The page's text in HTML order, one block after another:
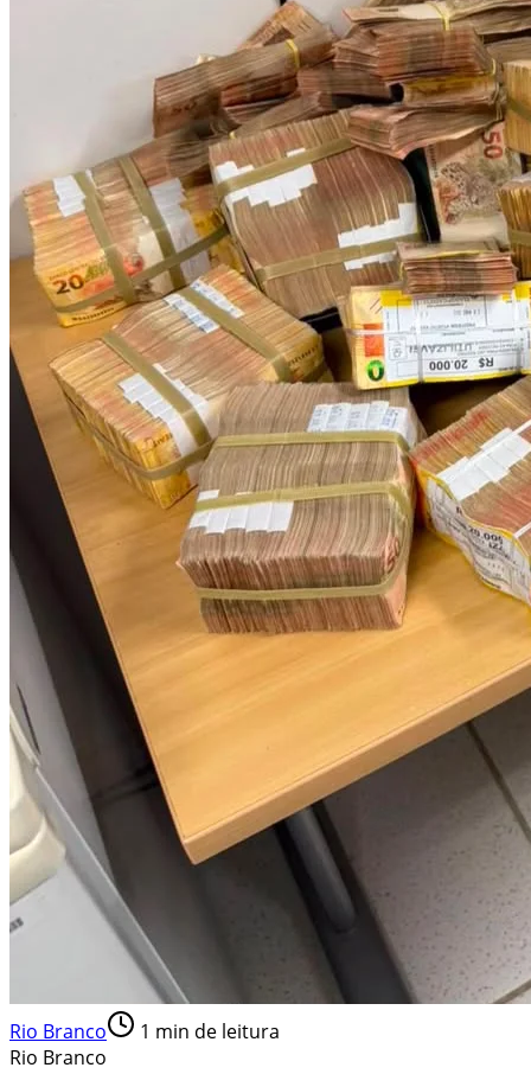
Rio Branco 1 min de leitura
Rio Branco